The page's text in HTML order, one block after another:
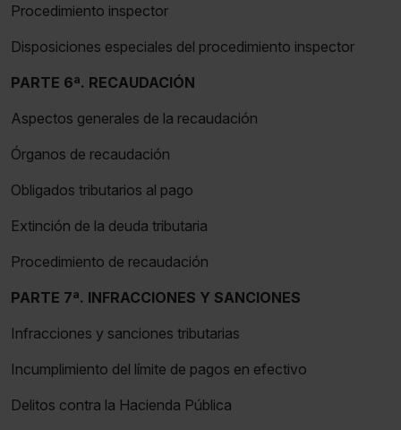
Procedimiento inspector
Disposiciones especiales del procedimiento inspector
PARTE 6ª. RECAUDACIÓN
Aspectos generales de la recaudación
Órganos de recaudación
Obligados tributarios al pago
Extinción de la deuda tributaria
Procedimiento de recaudación
PARTE 7ª. INFRACCIONES Y SANCIONES
Infracciones y sanciones tributarias
Incumplimiento del límite de pagos en efectivo
Delitos contra la Hacienda Pública